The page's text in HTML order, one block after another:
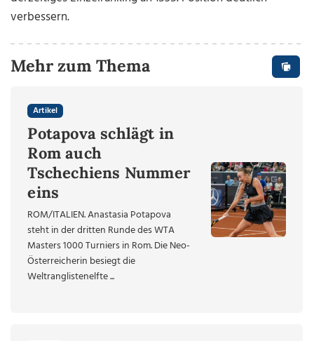
verbessern.
Mehr zum Thema
Artikel
Potapova schlägt in
Rom auch
Tschechiens Nummer
eins
ROM/ITALIEN. Anastasia Potapova
steht in der dritten Runde des WTA
Masters 1000 Turniers in Rom. Die Neo-
Österreicherin besiegt die
Weltranglistenelfte ...